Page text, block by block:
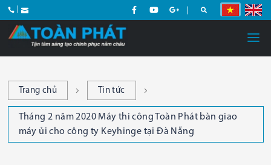
Trang chủ Tin tức
Tháng 2 năm 2020 Máy thi công Toàn Phát bàn giao
máy ủi cho công ty Keyhinge tại Đà Nẵng